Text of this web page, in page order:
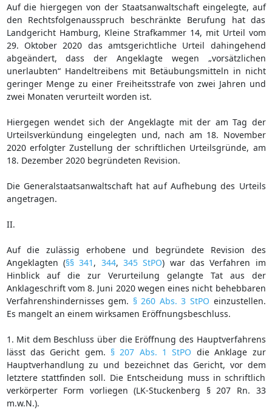
Auf die hiergegen von der Staatsanwaltschaft eingelegte, auf
den Rechtsfolgenausspruch beschränkte Berufung hat das
Landgericht Hamburg, Kleine Strafkammer 14, mit Urteil vom
29. Oktober 2020 das amtsgerichtliche Urteil dahingehend
abgeändert, dass der Angeklagte wegen „vorsätzlichen
unerlaubten“ Handeltreibens mit Betäubungsmitteln in nicht
geringer Menge zu einer Freiheitsstrafe von zwei Jahren und
zwei Monaten verurteilt worden ist.
Hiergegen wendet sich der Angeklagte mit der am Tag der
Urteilsverkündung eingelegten und, nach am 18. November
2020 erfolgter Zustellung der schriftlichen Urteilsgründe, am
18. Dezember 2020 begründeten Revision.
Die Generalstaatsanwaltschaft hat auf Aufhebung des Urteils
angetragen.
II.
Auf die zulässig erhobene und begründete Revision des
Angeklagten (§§ 341 , 344, 345 StPO) war das Verfahren im
Hinblick auf die zur Verurteilung gelangte Tat aus der
Anklageschrift vom 8. Juni 2020 wegen eines nicht behebbaren
Verfahrenshindernisses gem. § 260 Abs. 3 StPO einzustellen.
Es mangelt an einem wirksamen Eröffnungsbeschluss.
1. Mit dem Beschluss über die Eröffnung des Hauptverfahrens
lässt das Gericht gem. § 207 Abs. 1 StPO die Anklage zur
Hauptverhandlung zu und bezeichnet das Gericht, vor dem
letztere stattfinden soll. Die Entscheidung muss in schriftlich
verkörperter Form vorliegen (LK-Stuckenberg § 207 Rn. 33
m.w.N.).